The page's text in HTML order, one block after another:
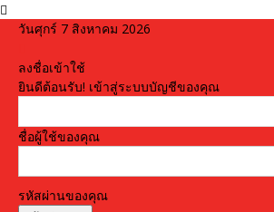
วันศุกร์ 7 สิงหาคม 2026
ลงชื่อเข้าใช้
ยินดีต้อนรับ! เข้าสู่ระบบบัญชีของคุณ
ชื่อผู้ใช้ของคุณ
รหัสผ่านของคุณ